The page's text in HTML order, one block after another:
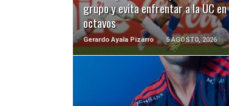
grupo y evita enfrentar a la UC en
octavos
Gerardo Ayala Pizarro 5 AGOSTO, 2026